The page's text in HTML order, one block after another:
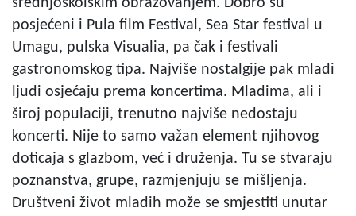
posjećeni i Pula film Festival, Sea Star festival u
Umagu, pulska Visualia, pa čak i festivali
gastronomskog tipa. Najviše nostalgije pak mladi
ljudi osjećaju prema koncertima. Mladima, ali i
široj populaciji, trenutno najviše nedostaju
koncerti. Nije to samo važan element njihovog
doticaja s glazbom, već i druženja. Tu se stvaraju
poznanstva, grupe, razmjenjuju se mišljenja.
Društveni život mladih može se smjestiti unutar